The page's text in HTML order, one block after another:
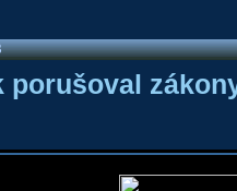
porušoval